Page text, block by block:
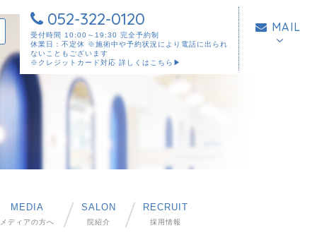
052-322-0120
受付時間 10:00～19:30 完全予約制
休業日：不定休 ※施術中や予約状況により電話に出られ
ないこともございます
※クレジットカード対応 詳しくはこちら▶︎
MAIL
MEDIA
メディアの方へ
SALON
院紹介
RECRUIT
採用情報